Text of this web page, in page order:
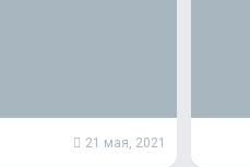
21 мая, 2021